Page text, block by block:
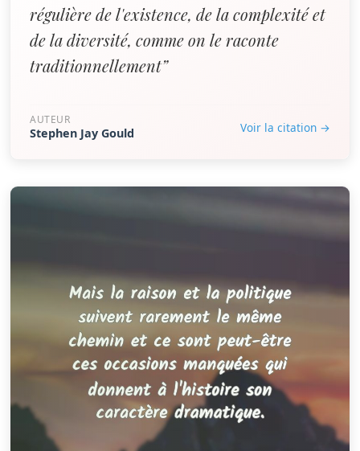
régulière de l'existence, de la complexité et
de la diversité, comme on le raconte
traditionnellement”
AUTEUR
Stephen Jay Gould Voir la citation →